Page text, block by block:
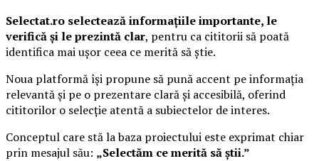
Selectat.ro selectează informațiile importante, le
verifică și le prezintă clar, pentru ca cititorii să poată
identifica mai ușor ceea ce merită să știe.
Noua platformă își propune să pună accent pe informația
relevantă și pe o prezentare clară și accesibilă, oferind
cititorilor o selecție atentă a subiectelor de interes.
Conceptul care stă la baza proiectului este exprimat chiar
prin mesajul său: „Selectăm ce merită să știi.”